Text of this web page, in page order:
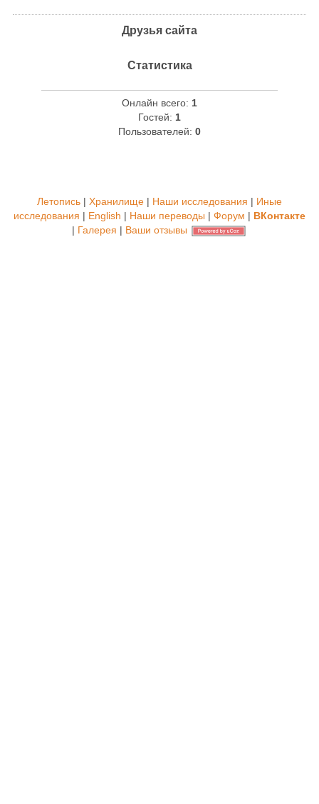
Друзья сайта
Статистика
Онлайн всего: 1
Гостей: 1
Пользователей: 0
Летопись | Хранилище | Наши исследования | Иные
исследования | English | Наши переводы | Форум | ВКонтакте
| Галерея | Ваши отзывы